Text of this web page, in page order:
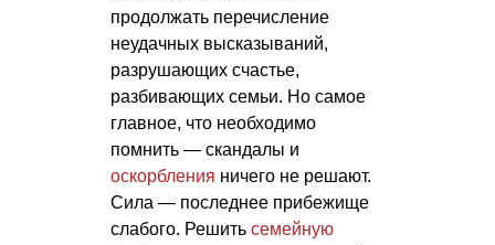
продолжать перечисление
неудачных высказываний,
разрушающих счастье,
разбивающих семьи. Но самое
главное, что необходимо
помнить — скандалы и
оскорбления ничего не решают.
Сила — последнее прибежище
слабого. Решить семейную